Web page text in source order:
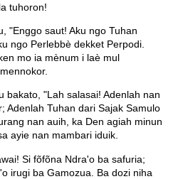
tuhoron!
"Enggo saut! Aku ngo Tuhan
ngo Perlebbè dekket Perpodi.
mo ia mènum i laè mul
bakato, "Lah salasai! Adenlah nan
Adenlah Tuhan dari Sajak Samulo
nan auih, ka Den agiah minun
ayie nan mambari iduik.
Si fõfõna Ndra'o ba safuria;
irugi ba Gamozua. Ba dozi niha